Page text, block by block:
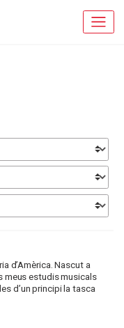
d’Amèrica. Nascut a
meus estudis musicals
d’un principi la tasca